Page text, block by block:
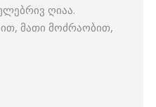
ღიაა.
მათი მოძრაობით,